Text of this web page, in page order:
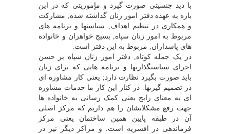
با دید جنسیتى صورت گیرد و مإموریتى که در این
باره به عهده دفتر امور زنان گذاشته شده, مشارکت
و همکارى در تنظیم اهداف, سیاستها و برنامه هاى
مربوط به امور زنان سپاه, بسیج خواهران و خانواده
هاى پاسداران, مربوط به این دفتر است.
در یک جمله کوتاه, دفتر امور زنان سپاه بر حسن
اجراى سیاستگذارىها و برنامه هایى که براى زنان
باید صورت بگیرد نظارت دارد; یعنى کار مشاوره اى
در تصمیم گیرىها. در کنار این کار ما خدمات مشاوره
اى به معناى رایج یعنى کمک رسانى به خانواده ها
جهت رفع مشکلاتشان را هم داریم که مرکز اصلى
آن در طبقه پایین همین ساختمان یعنى مرکز
فرماندهى در افسریه است. و مراکز دیگر نیز در